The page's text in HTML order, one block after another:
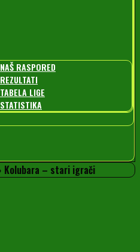
NAŠ RASPORED
REZULTATI
TABELA LIGE
STATISTIKA
Kolubara – stari igrači